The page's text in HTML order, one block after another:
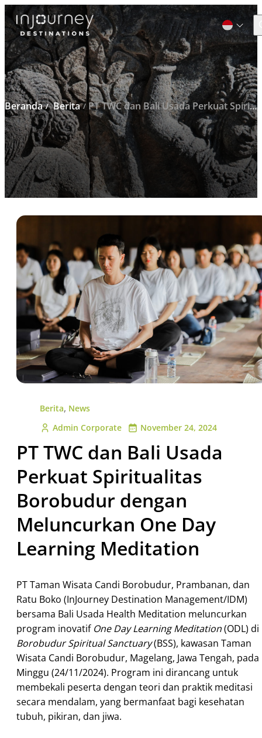
Cari
untuk:
Beranda Berita PT TWC dan Bali Usada Perkuat Spiritualitas Borobudur dengan Meluncurkan One Day Learning Meditation
Berita, News
Admin Corporate
November 24, 2024
PT TWC dan Bali Usada
Perkuat Spiritualitas
Borobudur dengan
Meluncurkan One Day
Learning Meditation
PT Taman Wisata Candi Borobudur, Prambanan, dan
Ratu Boko (InJourney Destination Management/IDM)
bersama Bali Usada Health Meditation meluncurkan
program inovatif One Day Learning Meditation(ODL) di
Borobudur Spiritual Sanctuary(BSS), kawasan Taman
Wisata Candi Borobudur, Magelang, Jawa Tengah, pada
Minggu (24/11/2024). Program ini dirancang untuk
membekali peserta dengan teori dan praktik meditasi
secara mendalam, yang bermanfaat bagi kesehatan
tubuh, pikiran, dan jiwa.